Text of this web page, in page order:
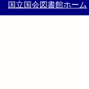
国立国会図書館ホーム